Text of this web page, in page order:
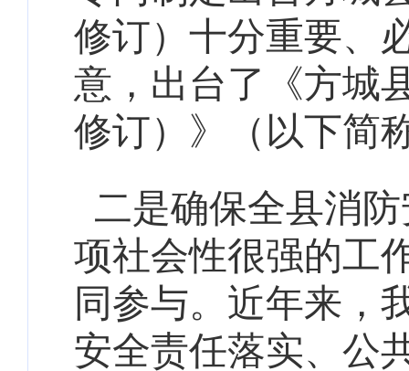
修订）十分重要、
意，出台了《方城
修订）》（以下简
二是确保全县消
项社会性很强的工
同参与。近年来，
安全责任落实、公